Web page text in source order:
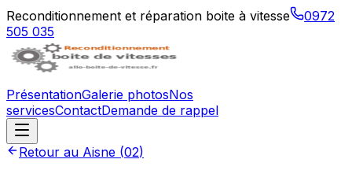
Reconditionnement et réparation boite à vitesse
0972
505 035
PrésentationGalerie photosNos
servicesContactDemande de rappel
Retour au Aisne (02)